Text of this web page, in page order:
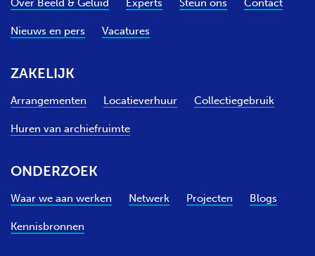
Over Beeld & Geluid Experts Steun ons Contact
Nieuws en pers Vacatures
ZAKELIJK
Arrangementen Locatieverhuur Collectiegebruik
Huren van archiefruimte
ONDERZOEK
Waar we aan werken Netwerk Projecten Blogs
Kennisbronnen